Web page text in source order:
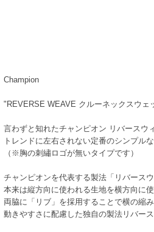
Champion
"REVERSE WEAVE クルーネックスウェ
言わずと知れたチャンピオン リバースウ
トレンドに左右されない定番のシンプル
（※胸の刺繡ロゴが無いタイプです）
チャンピオンを代表する製法「リバースウ
本来は縦方向に使われる生地を横方向に
両脇に「リブ」を採用することで横の縮
動きやすさに配慮した独自の製法リバー